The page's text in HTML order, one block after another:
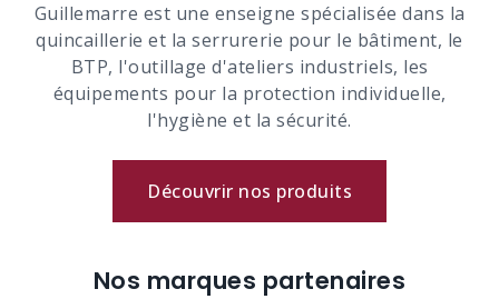
Guillemarre est une enseigne spécialisée dans la
quincaillerie et la serrurerie pour le bâtiment, le
BTP, l'outillage d'ateliers industriels, les
équipements pour la protection individuelle,
l'hygiène et la sécurité.
Découvrir nos produits
Nos marques partenaires